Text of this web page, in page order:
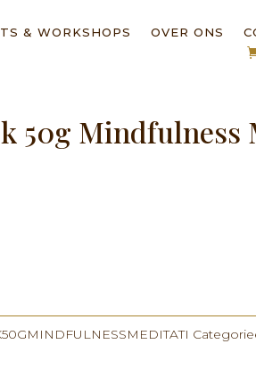
& WORKSHOPS OVER ONS
50g Mindfulness